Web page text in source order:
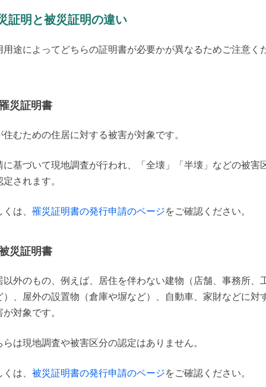
証明と被災証明の違い
用途によってどちらの証明書が必要かが異なるためご注意く
災証明書
住むための住居に対する被害が対象です。
に基づいて現地調査が行われ、「全壊」「半壊」などの被害
定されます。
は、 罹災証明書の発行申請のページをご確認ください。
災証明書
以外のもの、例えば、居住を伴わない建物（店舗、事務所、
）、屋外の設置物（倉庫や塀など）、自動車、家財などに対
が対象です。
らは現地調査や被害区分の認定はありません。
は、 被災証明書の発行申請のページをご確認ください。